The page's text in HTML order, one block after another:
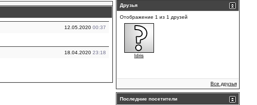
12.05.2020 00:37
18.04.2020 23:18
Друзья
Отображение 1 из 1 друзей
Idris
Все друзья
Последние посетители